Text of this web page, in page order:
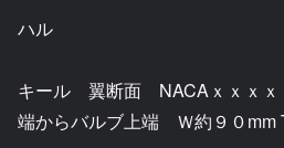
ハル
キール 翼断面 NACAｘｘｘ
端からバルブ上端 Ｗ約９０mm